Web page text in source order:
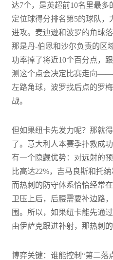
达7个，是英超前10名里最多
定位球得分排名第5的球队，
进攻。麦迪逊和波罗的角球
那是丹-伯恩和沙尔负责的区
功率掉了将近10个百分点，
测这个点会决定比赛走向——
左路角球，波罗找后点的罗
战。
但如果纽卡先发力呢？那就
了。意大利人本赛季扑救成
有一个隐藏优势：对远射的
比高达22%，吉马良斯和托
而热刺的防守体系恰恰经常
卫压上后，后腰需要补边路
围。所以，如果纽卡能先通
由伊萨克跟进补射，那热刺
博弈关键：谁能控制“第二落